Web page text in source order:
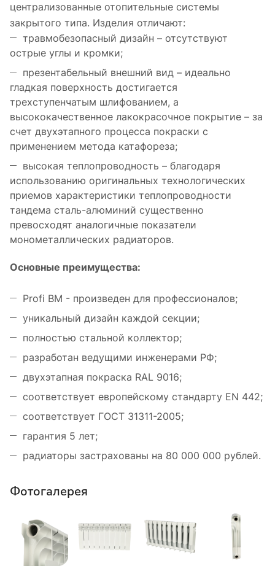
централизованные отопительные системы
закрытого типа. Изделия отличают:
травмобезопасный дизайн – отсутствуют
острые углы и кромки;
презентабельный внешний вид – идеально
гладкая поверхность достигается
трехступенчатым шлифованием, а
высококачественное лакокрасочное покрытие – за
счет двухэтапного процесса покраски с
применением метода катафореза;
высокая теплопроводность – благодаря
использованию оригинальных технологических
приемов характеристики теплопроводности
тандема сталь-алюминий существенно
превосходят аналогичные показатели
монометаллических радиаторов.
Основные преимущества:
Profi BM - произведен для профессионалов;
уникальный дизайн каждой секции;
полностью стальной коллектор;
разработан ведущими инженерами РФ;
двухэтапная покраска RAL 9016;
соответствует европейскому стандарту ЕN 442;
соответствует ГОСТ 31311-2005;
гарантия 5 лет;
радиаторы застрахованы на 80 000 000 рублей.
Фотогалерея